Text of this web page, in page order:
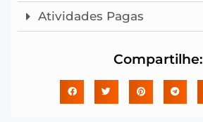
Atividades Pagas
Compartilhe: